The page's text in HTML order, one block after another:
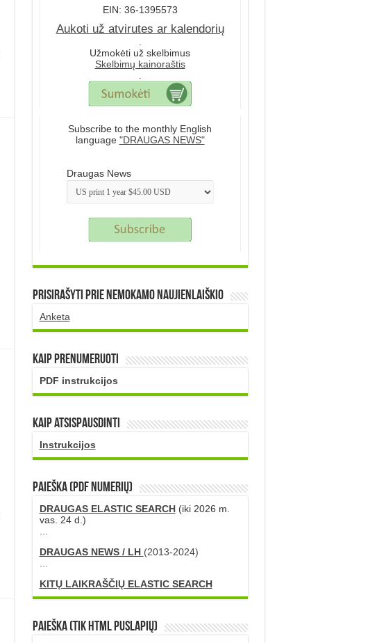
EIN: 36-1395573
Aukoti už atvirutes ar kalendorių
.
Užmokėti už skelbimus
Skelbimų kainoraštis
.
Subscribe to the monthly English
language "DRAUGAS NEWS"
Draugas News
Prisirašyti prie nemokamo naujienlaiškio
Anketa
Kaip prenumeruoti
PDF instrukcijos
Kaip atsispausdinti
Instrukcijos
PAIEŠKA (PDF numerių)
DRAUGAS ELASTIC SEARCH(iki 2026 m.
vas. 24 d.)
...
DRAUGAS NEWS / LH (2013-2024)
...
KITŲ LAIKRAŠČIŲ ELASTIC SEARCH
Paieška (tik HTML puslapių)